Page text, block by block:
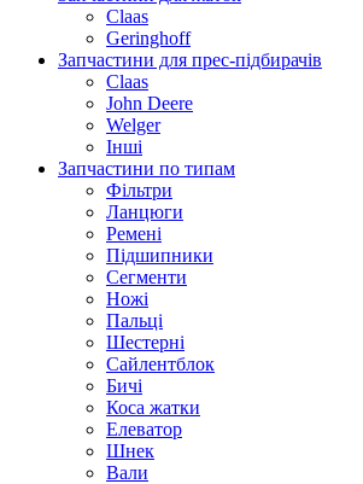
Claas
Geringhoff
Запчастини для прес-підбирачів
Claas
John Deere
Welger
Інші
Запчастини по типам
Фільтри
Ланцюги
Ремені
Підшипники
Сегменти
Ножі
Пальці
Шестерні
Сайлентблок
Бичі
Коса жатки
Елеватор
Шнек
Вали